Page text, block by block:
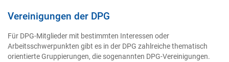
Vereinigungen der DPG
Für DPG-Mitglieder mit bestimmten Interessen oder
Arbeitsschwerpunkten gibt es in der DPG zahlreiche thematisch
orientierte Gruppierungen, die sogenannten DPG-Vereinigungen.